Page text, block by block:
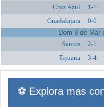
Cruz Azul
1-1
Guadalajara
0-0
Dom 9 de Mar
Santos
2-1
Tijuana
3-4
⚽ Explora mas